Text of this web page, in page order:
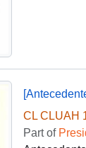
CL CLUAH
Part of